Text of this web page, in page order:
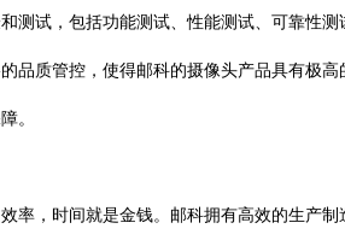
试，包括功能测试、性能测试、可靠性测
品质管控，使得邮科的摄像头产品具有极
。
，时间就是金钱。邮科拥有高效的生产制